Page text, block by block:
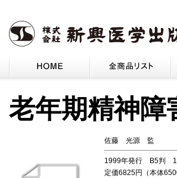
老年期精神
佐藤 光源 監
1999年発行 B5判
定価6825円（本体